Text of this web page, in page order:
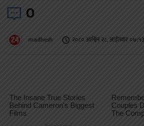
0
madhesh २०८० आश्विन २८, आईतवार ०७:५३